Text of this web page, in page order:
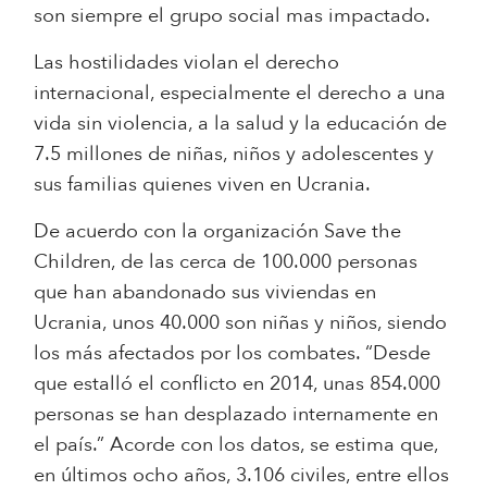
son siempre el grupo social mas impactado.
Las hostilidades violan el derecho
internacional, especialmente el derecho a una
vida sin violencia, a la salud y la educación de
7.5 millones de niñas, niños y adolescentes y
sus familias quienes viven en Ucrania.
De acuerdo con la organización Save the
Children, de las cerca de 100.000 personas
que han abandonado sus viviendas en
Ucrania, unos 40.000 son niñas y niños, siendo
los más afectados por los combates. “Desde
que estalló el conflicto en 2014, unas 854.000
personas se han desplazado internamente en
el país.” Acorde con los datos, se estima que,
en últimos ocho años, 3.106 civiles, entre ellos